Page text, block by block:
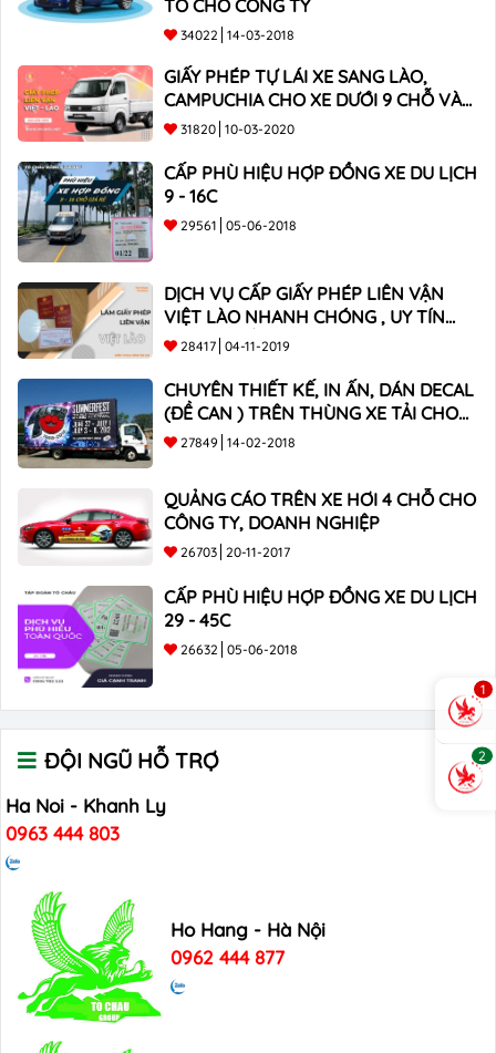
TÔ CHO CÔNG TY
34022 14-03-2018
GIẤY PHÉP TỰ LÁI XE SANG LÀO,
CAMPUCHIA CHO XE DƯỚI 9 CHỖ VÀ
XE BÁN TẢI
31820 10-03-2020
CẤP PHÙ HIỆU HỢP ĐỒNG XE DU LỊCH
9 - 16C
29561 05-06-2018
DỊCH VỤ CẤP GIẤY PHÉP LIÊN VẬN
VIỆT LÀO NHANH CHÓNG , UY TÍN
TOÀN QUỐC
28417 04-11-2019
CHUYÊN THIẾT KẾ, IN ẤN, DÁN DECAL
(ĐỀ CAN ) TRÊN THÙNG XE TẢI CHO
CÔNG TY
27849 14-02-2018
QUẢNG CÁO TRÊN XE HƠI 4 CHỖ CHO
CÔNG TY, DOANH NGHIỆP
26703 20-11-2017
CẤP PHÙ HIỆU HỢP ĐỒNG XE DU LỊCH
29 - 45C
26632 05-06-2018
ĐỘI NGŨ HỖ TRỢ
Ha Noi - Khanh Ly
0963 444 803
Ho Hang - Hà Nội
0962 444 877
1
2